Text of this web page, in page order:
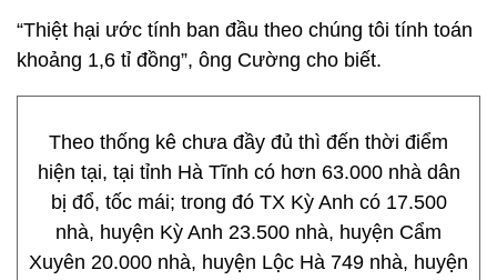
“Thiệt hại ước tính ban đầu theo chúng tôi tính toán
khoảng 1,6 tỉ đồng”, ông Cường cho biết.
Theo thống kê chưa đầy đủ thì đến thời điểm
hiện tại, tại tỉnh Hà Tĩnh có hơn 63.000 nhà dân
bị đổ, tốc mái; trong đó TX Kỳ Anh có 17.500
nhà, huyện Kỳ Anh 23.500 nhà, huyện Cẩm
Xuyên 20.000 nhà, huyện Lộc Hà 749 nhà, huyện